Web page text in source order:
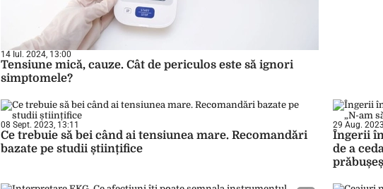
14 Iul. 2024, 13:00
Tensiune mică, cauze. Cât de periculos este să ignori
simptomele?
08 Sept. 2023, 13:11
Ce trebuie să bei când ai tensiunea mare. Recomandări
bazate pe studii științifice
29 Aug.
Îngerii
de a